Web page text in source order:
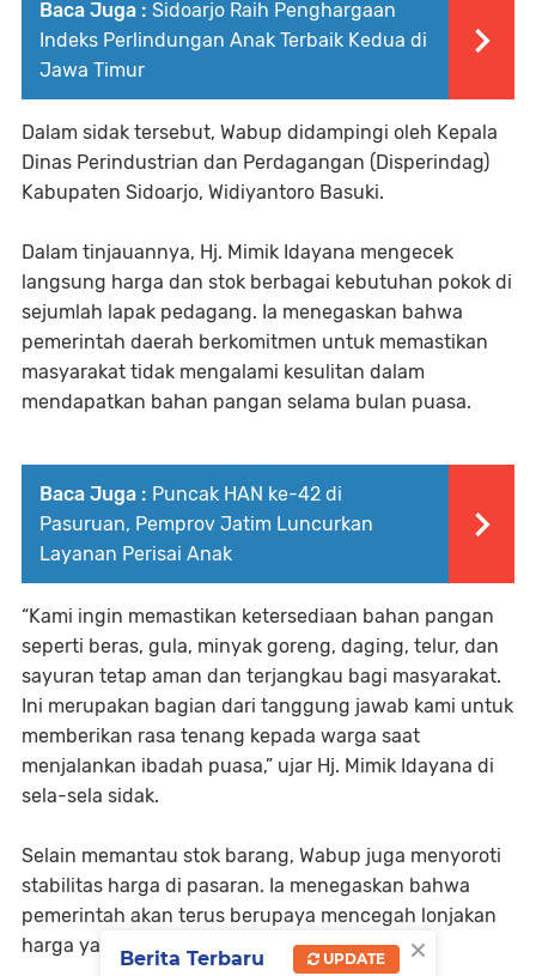
Baca Juga : Sidoarjo Raih Penghargaan
Indeks Perlindungan Anak Terbaik Kedua di
Jawa Timur
Dalam sidak tersebut, Wabup didampingi oleh Kepala
Dinas Perindustrian dan Perdagangan (Disperindag)
Kabupaten Sidoarjo, Widiyantoro Basuki.
Dalam tinjauannya, Hj. Mimik Idayana mengecek
langsung harga dan stok berbagai kebutuhan pokok di
sejumlah lapak pedagang. Ia menegaskan bahwa
pemerintah daerah berkomitmen untuk memastikan
masyarakat tidak mengalami kesulitan dalam
mendapatkan bahan pangan selama bulan puasa.
Baca Juga : Puncak HAN ke-42 di
Pasuruan, Pemprov Jatim Luncurkan
Layanan Perisai Anak
“Kami ingin memastikan ketersediaan bahan pangan
seperti beras, gula, minyak goreng, daging, telur, dan
sayuran tetap aman dan terjangkau bagi masyarakat.
Ini merupakan bagian dari tanggung jawab kami untuk
memberikan rasa tenang kepada warga saat
menjalankan ibadah puasa,” ujar Hj. Mimik Idayana di
sela-sela sidak.
Selain memantau stok barang, Wabup juga menyoroti
stabilitas harga di pasaran. Ia menegaskan bahwa
pemerintah akan terus berupaya mencegah lonjakan
harga yang dapat memberatkan masyarakat.
×
Berita Terbaru UPDATE